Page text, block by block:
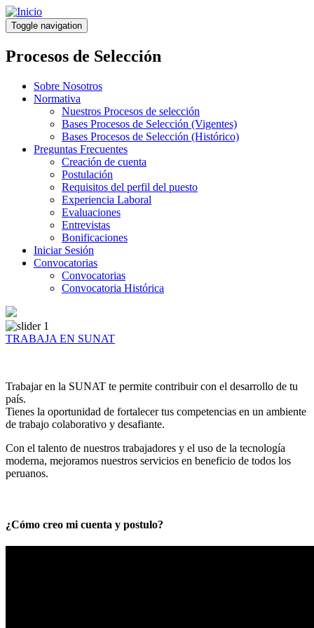
Pasar
al
contenido
principal
Toggle navigation
Procesos de Selección
Sobre Nosotros
Normativa
Nuestros Procesos de selección
Bases Procesos de Selección (Vigentes)
Bases Procesos de Selección (Histórico)
Preguntas Frecuentes
Creación de cuenta
Postulación
Requisitos del perfil del puesto
Experiencia Laboral
Evaluaciones
Entrevistas
Bonificaciones
Iniciar Sesión
Convocatorias
Convocatorias
Convocatoria Histórica
TRABAJA EN SUNAT
Trabajar en la SUNAT te permite contribuir con el desarrollo de tu
país.
Tienes la oportunidad de fortalecer tus competencias en un ambiente
de trabajo colaborativo y desafiante.
Con el talento de nuestros trabajadores y el uso de la tecnología
moderna, mejoramos nuestros servicios en beneficio de todos los
peruanos.
¿Cómo creo mi cuenta y postulo?